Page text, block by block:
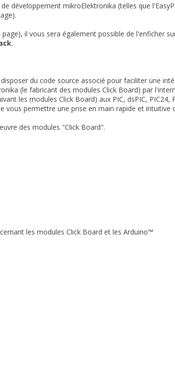
développement mikroElektronika (telles que
il vous sera également possible de l'enficher
.
du code source associé pour faciliter une
(le fabricant des modules Click Board) par
les modules Click Board) aux PIC, dsPIC, PIC24,
vous permettre une prise en main rapide et intuitive
des modules "Click Board".
les modules Click Board et les Arduino™